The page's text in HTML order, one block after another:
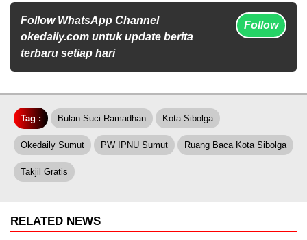
Follow WhatsApp Channel
okedaily.com untuk update berita
terbaru setiap hari
Follow
Tag : Bulan Suci Ramadhan Kota Sibolga
Okedaily Sumut PW IPNU Sumut Ruang Baca Kota Sibolga
Takjil Gratis
RELATED NEWS